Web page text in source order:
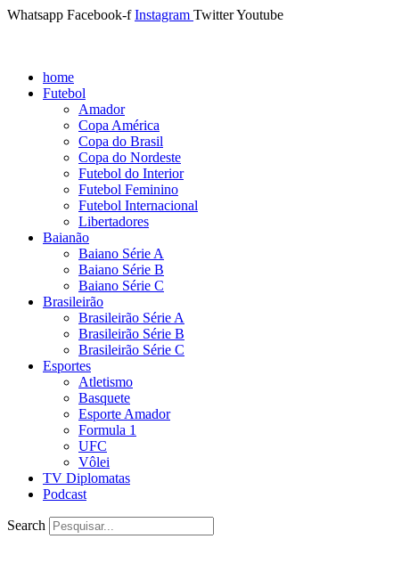
Whatsapp Facebook-f Instagram TwitterYoutube
home
Futebol
Amador
Copa América
Copa do Brasil
Copa do Nordeste
Futebol do Interior
Futebol Feminino
Futebol Internacional
Libertadores
Baianão
Baiano Série A
Baiano Série B
Baiano Série C
Brasileirão
Brasileirão Série A
Brasileirão Série B
Brasileirão Série C
Esportes
Atletismo
Basquete
Esporte Amador
Formula 1
UFC
Vôlei
TV Diplomatas
Podcast
Search